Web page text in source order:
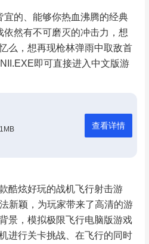
的、能够你热血沸腾的经典
然有不可磨灭的冲击力，想
么，想再现枪林弹雨中取敌首
即可直接进入中文版游
查看详情
酷炫好玩的战机飞行射击游
新颖，为玩家带来了高清的游
景，模拟极限飞行电脑版游戏
进行关卡挑战、在飞行的同时